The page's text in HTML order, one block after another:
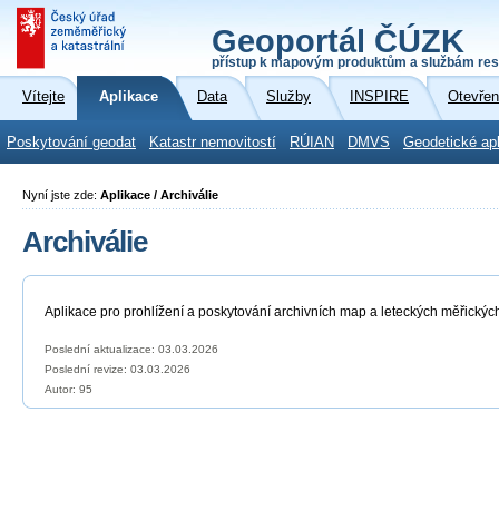
Geoportál ČÚZK
přístup k mapovým produktům a službám
Vítejte Aplikace Data Služby INSPIRE
Poskytování geodat Katastr nemovitostí RÚIAN DMVS Geodetické
Nyní jste zde: Aplikace / Archiválie
Archiválie
Aplikace pro prohlížení a poskytování archivních map a leteckých
Poslední aktualizace: 03.03.2026
Poslední revize: 03.03.2026
Autor: 95